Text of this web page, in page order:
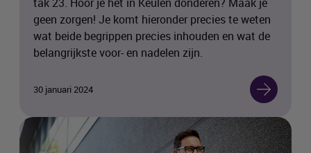
tak 23. Hoor je het in Keulen donderen? Maak je
geen zorgen! Je komt hieronder precies te weten
wat beide begrippen precies inhouden en wat de
belangrijkste voor- en nadelen zijn.
30 januari 2024